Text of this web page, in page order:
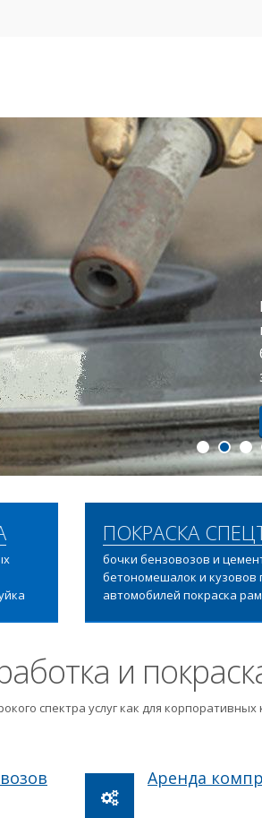
ПОКРАСКА
бочки бензовозов и
бетономешалок и кузовов
автомобилей покраска
и
спектра услуг как для
Аренда